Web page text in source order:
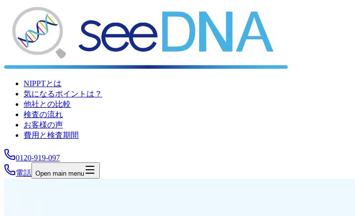
NIPPTとは
気になるポイントは？
他社との比較
検査の流れ
お客様の声
費用と検査期間
0120-919-097
電話 Open main menu